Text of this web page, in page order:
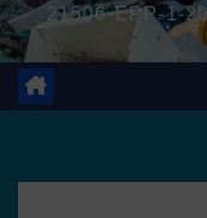
21506-EPP-1-